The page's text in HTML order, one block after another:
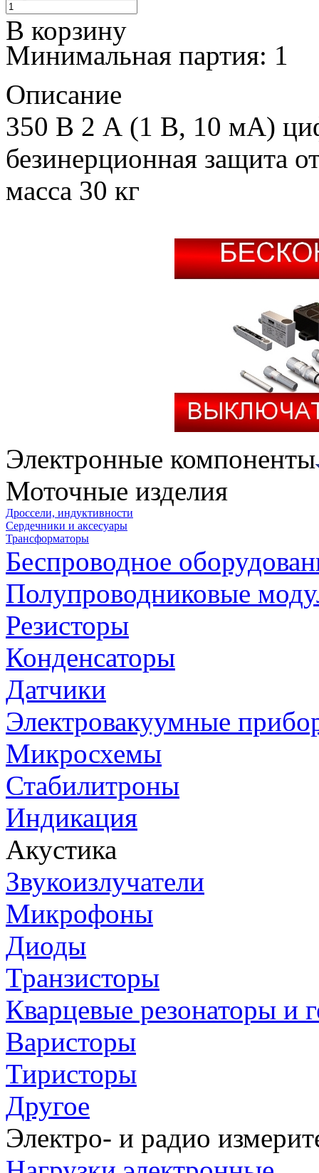
В корзину
Минимальная партия: 1
Описание
350 В 2 А (1 В, 10 мА)
безинерционная защита
масса 30 кг
Электронные компоненты
Моточные изделия
Дроссели, индуктивности
Сердечники и аксесуары
Трансформаторы
Беспроводное
Полупроводниковые
Резисторы
Конденсаторы
Датчики
Электровакуумные
Микросхемы
Стабилитроны
Индикация
Акустика
Звукоизлучатели
Микрофоны
Диоды
Транзисторы
Кварцевые резонаторы и
Варисторы
Тиристоры
Другое
Электро- и радио